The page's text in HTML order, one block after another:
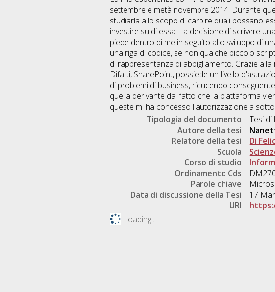
settembre e metà novembre 2014. Durante
studiarla allo scopo di carpire quali possano
investire su di essa. La decisione di scrivere
piede dentro di me in seguito allo sviluppo di
una riga di codice, se non qualche piccolo
di rappresentanza di abbigliamento. Grazie
Difatti, SharePoint, possiede un livello
di problemi di business, riducendo
quella derivante dal fatto che la piattaforma
queste mi ha concesso l'autorizzazione a
Tipologia del documento
Tesi di
Autore della tesi
Relatore della tesi
Di
Scuola
Corso di studio
Ordinamento Cds
DM270
Parole chiave
Data di discussione della Tesi
17
URI
Loading...